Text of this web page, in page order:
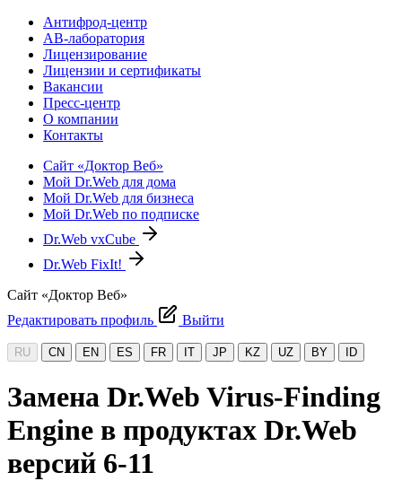
Антифрод-центр
АВ-лаборатория
Лицензирование
Лицензии и сертификаты
Вакансии
Пресс-центр
О компании
Контакты
Сайт «Доктор Веб»
Мой Dr.Web для дома
Мой Dr.Web для бизнеса
Мой Dr.Web по подписке
Dr.Web vxCube
Dr.Web FixIt!
Сайт «Доктор Веб»
Редактировать профиль
Выйти
RU CN EN ES FR IT JP KZ UZ BY ID
Замена Dr.Web Virus-Finding
Engine в продуктах Dr.Web
версий 6-11